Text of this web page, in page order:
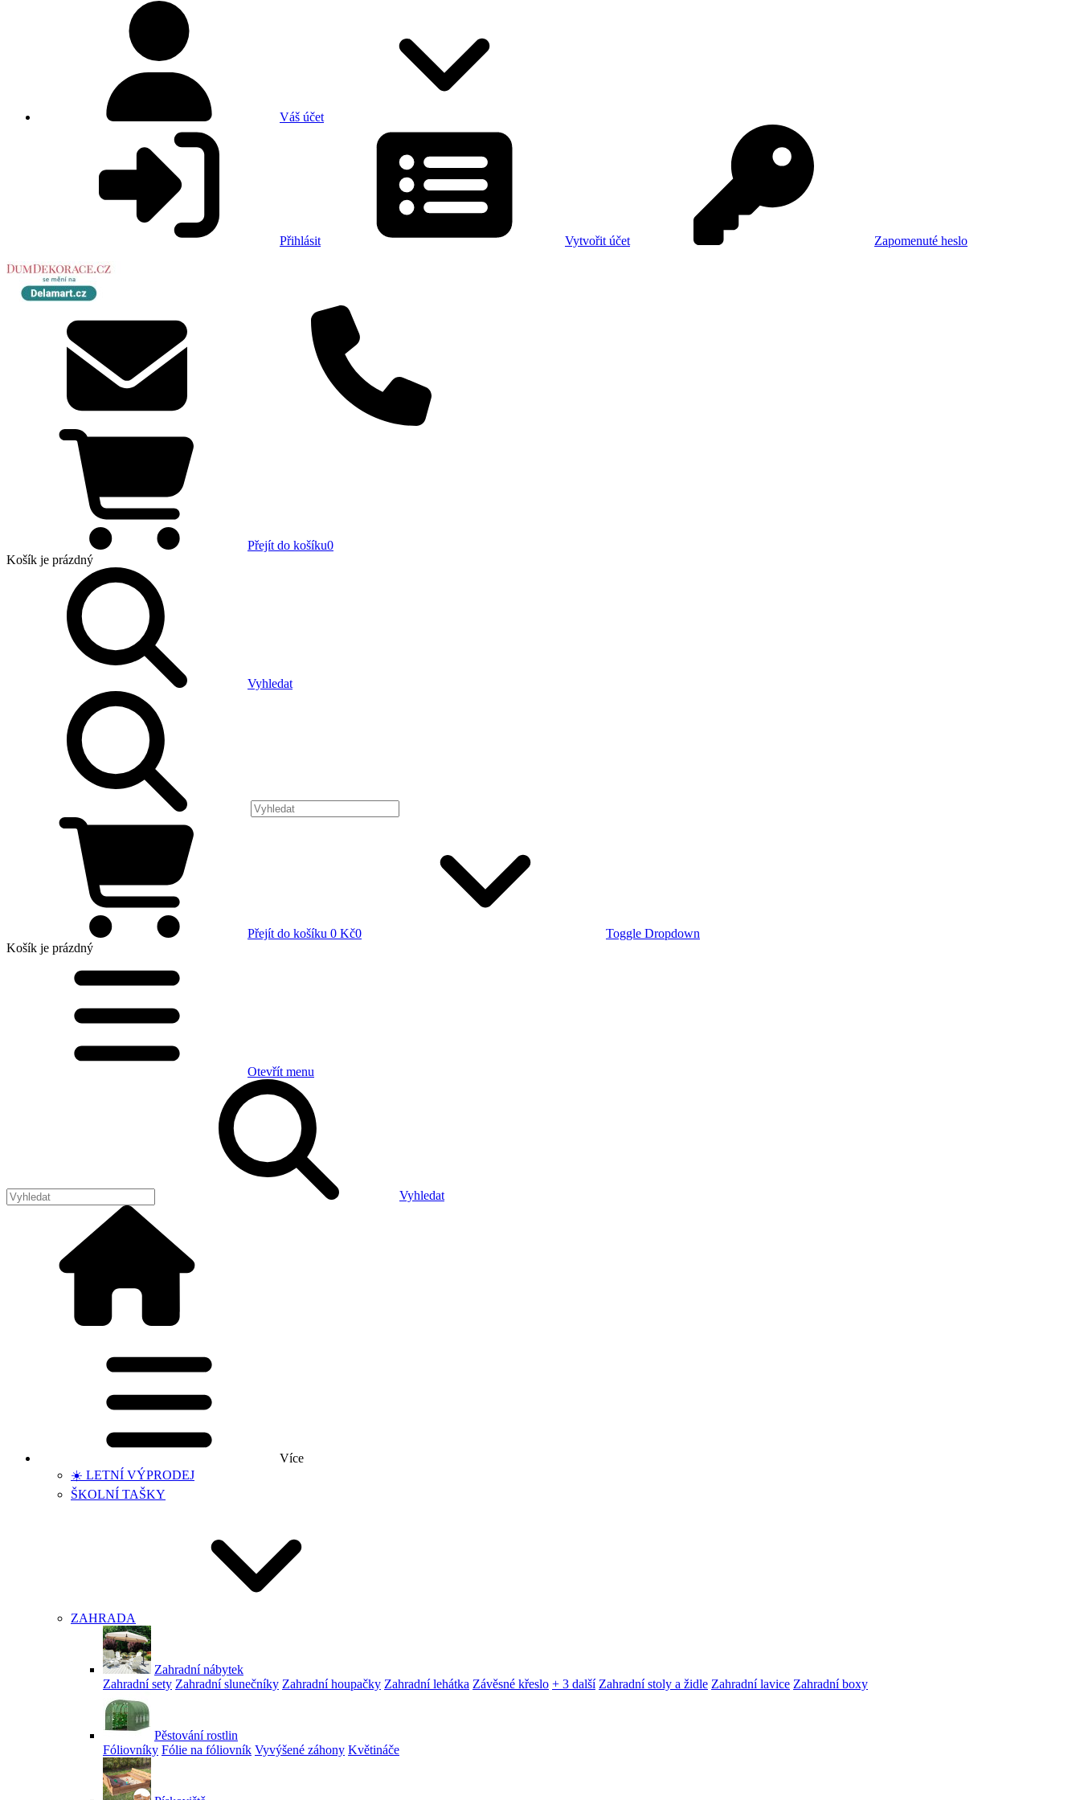
Váš účet
Přihlásit Vytvořit účet Zapomenuté heslo
Přejít do košíku0
Košík je prázdný
Vyhledat
Přejít do košíku 0 Kč0
Toggle Dropdown
Košík je prázdný
Otevřít menu
Vyhledat
Více
☀️ LETNÍ VÝPRODEJ
ŠKOLNÍ TAŠKY
ZAHRADA
Zahradní nábytek
Zahradní sety Zahradní slunečníky Zahradní houpačky Zahradní lehátka Závěsné křeslo + 3 další Zahradní stoly a židle Zahradní lavice Zahradní boxy
Pěstování rostlin
Fóliovníky Fólie na fóliovník Vyvýšené záhony Květináče